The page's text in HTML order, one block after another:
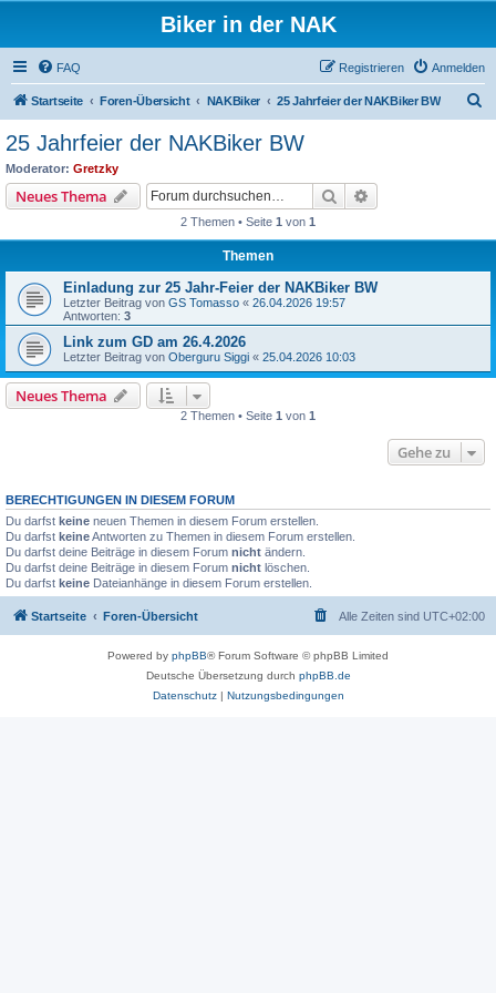
Biker in der NAK
FAQ Anmelden
Registrieren
Startseite Foren-Übersicht NAKBiker 25 Jahrfeier der NAKBiker BW
25 Jahrfeier der NAKBiker BW
Moderator: Gretzky
Neues Thema Suche
2 Themen • Seite 1 von 1
Themen
Einladung zur 25 Jahr-Feier der NAKBiker BW
Letzter Beitrag von GS Tomasso « 26.04.2026 19:57
Antworten: 3
Link zum GD am 26.4.2026
Letzter Beitrag von Oberguru Siggi « 25.04.2026 10:03
Neues Thema
2 Themen • Seite 1 von 1
Gehe zu
BERECHTIGUNGEN IN DIESEM FORUM
Du darfst keine neuen Themen in diesem Forum erstellen.
Du darfst keineAntworten zu Themen in diesem Forum erstellen.
Du darfst deine Beiträge in diesem Forum nicht ändern.
Du darfst deine Beiträge in diesem Forum nicht löschen.
Du darfst keine Dateianhänge in diesem Forum erstellen.
Startseite Foren-Übersicht Alle Zeiten sind UTC+02:00
Powered by phpBB® Forum Software © phpBB Limited
Deutsche Übersetzung durch phpBB.de
Datenschutz| Nutzungsbedingungen